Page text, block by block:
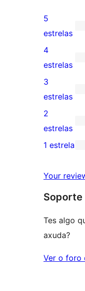
1
valoración
de
5
estrelas
5
estrelas
2
valoracións
de
4
estrelas
4
estrelas
0
valoracións
de
3
3
estrelas
0
valoracións
2
2
estrelas
de
1
1 estrela
Your
Soporte
Tes algo
axuda?
Ver o foro